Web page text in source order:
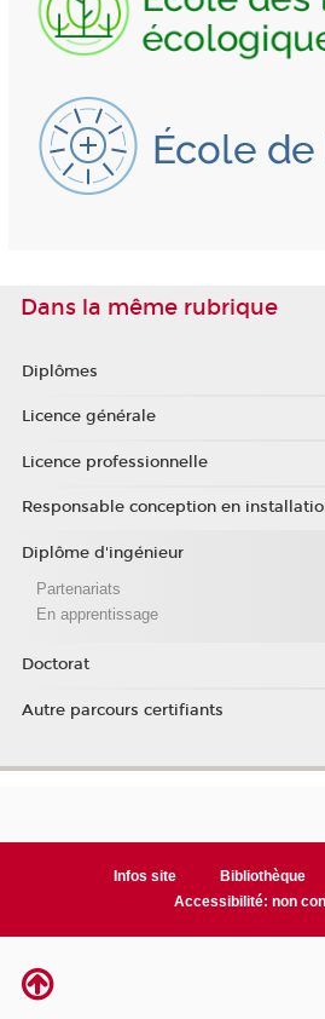
Dans la même rubrique
Diplômes
Licence générale
Licence professionnelle
Responsable conception en
Diplôme d'ingénieur
Partenariats
En apprentissage
Doctorat
Autre parcours certifiants
Infos site Bibliothèque
Accessibilité: non